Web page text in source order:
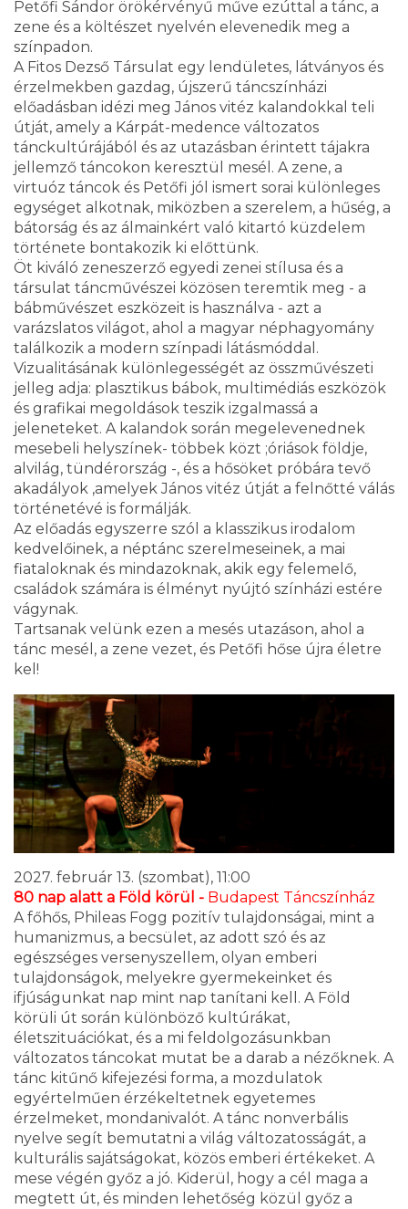
Petőfi Sándor örökérvényű műve ezúttal a tánc, a
zene és a költészet nyelvén elevenedik meg a
színpadon.
A Fitos Dezső Társulat egy lendületes, látványos és
érzelmekben gazdag, újszerű táncszínházi
előadásban idézi meg János vitéz kalandokkal teli
útját, amely a Kárpát-medence változatos
tánckultúrájából és az utazásban érintett tájakra
jellemző táncokon keresztül mesél. A zene, a
virtuóz táncok és Petőfi jól ismert sorai különleges
egységet alkotnak, miközben a szerelem, a hűség, a
bátorság és az álmainkért való kitartó küzdelem
története bontakozik ki előttünk.
Öt kiváló zeneszerző egyedi zenei stílusa és a
társulat táncművészei közösen teremtik meg - a
bábművészet eszközeit is használva - azt a
varázslatos világot, ahol a magyar néphagyomány
találkozik a modern színpadi látásmóddal.
Vizualitásának különlegességét az összművészeti
jelleg adja: plasztikus bábok, multimédiás eszközök
és grafikai megoldások teszik izgalmassá a
jeleneteket. A kalandok során megelevenednek
mesebeli helyszínek- többek közt ;óriások földje,
alvilág, tündérország -, és a hősöket próbára tevő
akadályok ,amelyek János vitéz útját a felnőtté válás
történetévé is formálják.
Az előadás egyszerre szól a klasszikus irodalom
kedvelőinek, a néptánc szerelmeseinek, a mai
fiataloknak és mindazoknak, akik egy felemelő,
családok számára is élményt nyújtó színházi estére
vágynak.
Tartsanak velünk ezen a mesés utazáson, ahol a
tánc mesél, a zene vezet, és Petőfi hőse újra életre
kel!
2027. február 13. (szombat), 11:00
80 nap alatt a Föld körül - Budapest Táncszínház
A főhős, Phileas Fogg pozitív tulajdonságai, mint a
humanizmus, a becsület, az adott szó és az
egészséges versenyszellem, olyan emberi
tulajdonságok, melyekre gyermekeinket és
ifjúságunkat nap mint nap tanítani kell. A Föld
körüli út során különböző kultúrákat,
életszituációkat, és a mi feldolgozásunkban
változatos táncokat mutat be a darab a nézőknek. A
tánc kitűnő kifejezési forma, a mozdulatok
egyértelműen érzékeltetnek egyetemes
érzelmeket, mondanivalót. A tánc nonverbális
nyelve segít bemutatni a világ változatosságát, a
kulturális sajátságokat, közös emberi értékeket. A
mese végén győz a jó. Kiderül, hogy a cél maga a
megtett út, és minden lehetőség közül győz a